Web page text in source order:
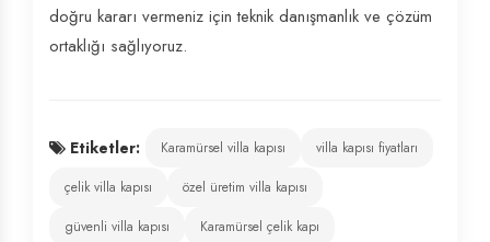
doğru kararı vermeniz için teknik danışmanlık ve çözüm
ortaklığı sağlıyoruz.
Etiketler: Karamürsel villa kapısı
villa kapısı fiyatları
çelik villa kapısı
özel üretim villa kapısı
güvenli villa kapısı
Karamürsel çelik kapı